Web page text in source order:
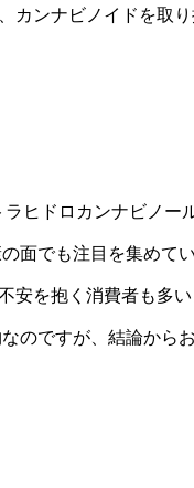
カンナビノイドを取
ヒドロカンナビノー
面でも注目を集めて
安を抱く消費者も多
のですが、結論から